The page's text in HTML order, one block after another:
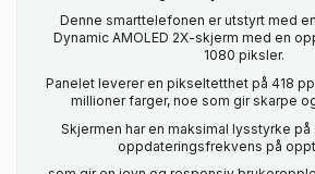
Denne smarttelefonen er utstyrt med
Dynamic AMOLED 2X-skjerm med en
1080 piksler.
Panelet leverer en pikseltetthet på 418
millioner farger, noe som gir skarpe
Skjermen har en maksimal lysstyrke på
oppdateringsfrekvens på